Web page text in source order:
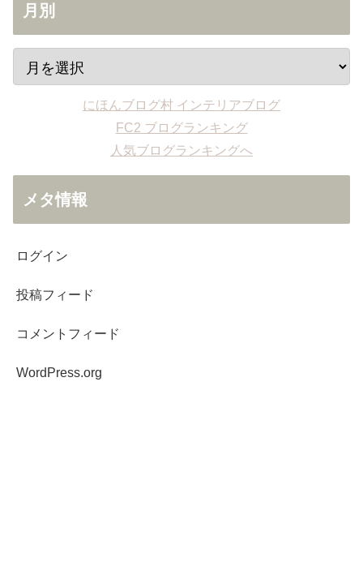
月別
にほんブログ村 インテリアブログ
FC2 ブログランキング
人気ブログランキングへ
メタ情報
ログイン
投稿フィード
コメントフィード
WordPress.org